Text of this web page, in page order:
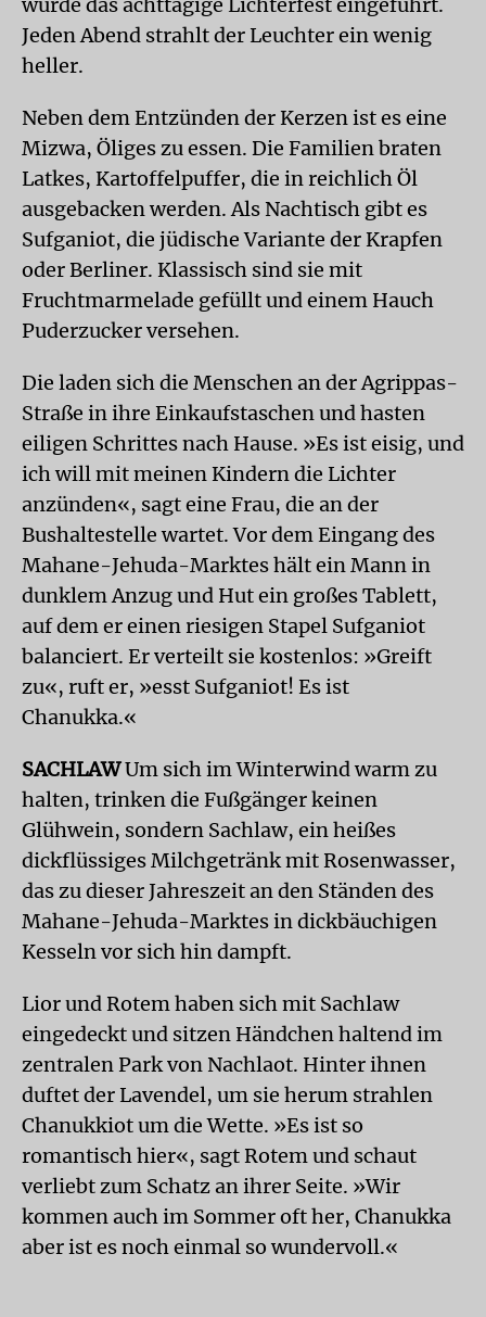
Jeden Abend strahlt der Leuchter ein wenig
heller.
Neben dem Entzünden der Kerzen ist es eine
Mizwa, Öliges zu essen. Die Familien braten
Latkes, Kartoffelpuffer, die in reichlich Öl
ausgebacken werden. Als Nachtisch gibt es
Sufganiot, die jüdische Variante der Krapfen
oder Berliner. Klassisch sind sie mit
Fruchtmarmelade gefüllt und einem Hauch
Puderzucker versehen.
Die laden sich die Menschen an der Agrippas-
Straße in ihre Einkaufstaschen und hasten
eiligen Schrittes nach Hause. »Es ist eisig, und
ich will mit meinen Kindern die Lichter
anzünden«, sagt eine Frau, die an der
Bushaltestelle wartet. Vor dem Eingang des
Mahane-Jehuda-Marktes hält ein Mann in
dunklem Anzug und Hut ein großes Tablett,
auf dem er einen riesigen Stapel Sufganiot
balanciert. Er verteilt sie kostenlos: »Greift
zu«, ruft er, »esst Sufganiot! Es ist
Chanukka.«
SACHLAWUm sich im Winterwind warm zu
halten, trinken die Fußgänger keinen
Glühwein, sondern Sachlaw, ein heißes
dickflüssiges Milchgetränk mit Rosenwasser,
das zu dieser Jahreszeit an den Ständen des
Mahane-Jehuda-Marktes in dickbäuchigen
Kesseln vor sich hin dampft.
Lior und Rotem haben sich mit Sachlaw
eingedeckt und sitzen Händchen haltend im
zentralen Park von Nachlaot. Hinter ihnen
duftet der Lavendel, um sie herum strahlen
Chanukkiot um die Wette. »Es ist so
romantisch hier«, sagt Rotem und schaut
verliebt zum Schatz an ihrer Seite. »Wir
kommen auch im Sommer oft her, Chanukka
aber ist es noch einmal so wundervoll.«